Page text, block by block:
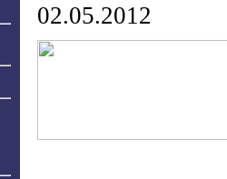
02.05.2012